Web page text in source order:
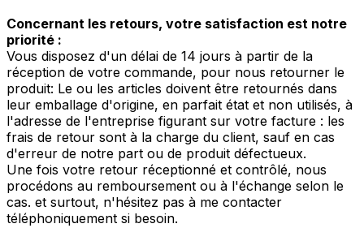
Concernant les retours, votre satisfaction est notre
priorité :
Vous disposez d'un délai de 14 jours à partir de la
réception de votre commande, pour nous retourner le
produit: Le ou les articles doivent être retournés dans
leur emballage d'origine, en parfait état et non utilisés, à
l'adresse de l'entreprise figurant sur votre facture : les
frais de retour sont à la charge du client, sauf en cas
d'erreur de notre part ou de produit défectueux.
Une fois votre retour réceptionné et contrôlé, nous
procédons au remboursement ou à l'échange selon le
cas. et surtout, n'hésitez pas à me contacter
téléphoniquement si besoin.